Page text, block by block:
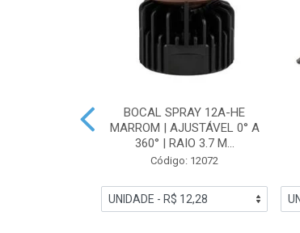
BOCAL SPRAY 12A-HE
MARROM | AJUSTÁVEL 0° A
360° | RAIO 3.7 M...
Código: 12072